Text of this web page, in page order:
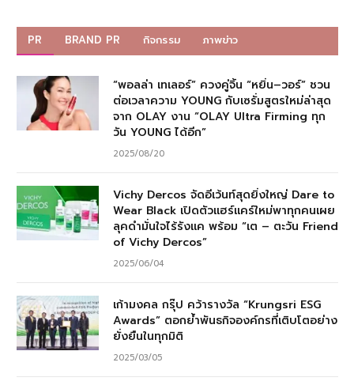
PR BRAND PR กิจกรรม ภาพข่าว
“พอลล่า เทเลอร์” ควงคู่จิ้น “หยิ่น–วอร์” ชวน
ต่อเวลาความ YOUNG กับเซรั่มสูตรใหม่ล่าสุด
จาก OLAY งาน “OLAY Ultra Firming ทุก
วัน YOUNG ได้อีก”
2025/08/20
Vichy Dercos จัดอีเว้นท์สุดยิ่งใหญ่ Dare to
Wear Black เปิดตัวแฮร์แคร์ใหม่พาทุกคนเผย
ลุคดำมั่นใจไร้รังแค พร้อม “เต – ตะวัน Friend
of Vichy Dercos”
2025/06/04
เก้ามงคล กรุ๊ป คว้ารางวัล “Krungsri ESG
Awards” ตอกย้ำพันธกิจองค์กรที่เติบโตอย่าง
ยั่งยืนในทุกมิติ
2025/03/05